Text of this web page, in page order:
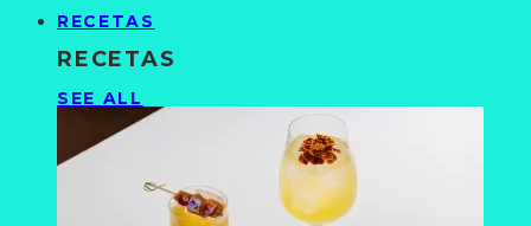
RECETAS
RECETAS
SEE ALL